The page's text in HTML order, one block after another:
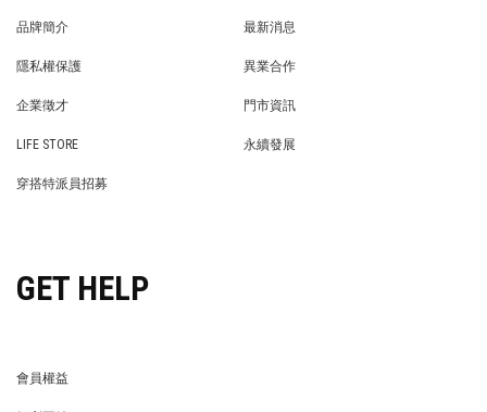
品牌簡介
最新消息
隱私權保護
異業合作
企業徵才
門市資訊
LIFE STORE
永續發展
穿搭特派員招募
GET HELP
會員權益